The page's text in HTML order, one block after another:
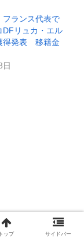
フランス代表で
DFリュカ・エル
得発表 移籍金
トップ サイドバー